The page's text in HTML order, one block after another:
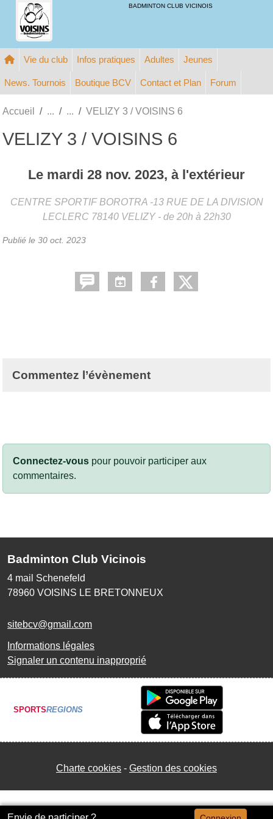
BADMINTON CLUB VICINOIS
Vie du club Infos pratiques Adultes Jeunes
News. Tournois Boutique BCV Contact et Plan Forum
Accueil VELIZY 3 / VOISINS 6
VELIZY 3 / VOISINS 6
Le mardi 28 nov. 2023, à l'extérieur
CENTRE SPORTIF BOROTRA -13 RUE DE LA DIVISION
LECLERC 78140 VELIZY - de 20h à 22h30
Publié le 30 oct. 2023
Commentez l’évènement
Connectez-vous pour pouvoir participer aux
commentaires.
Badminton Club Vicinois
4 mail Schenefeld
78960 VOISINS LE BRETONNEUX
sitebcv@gmail.com
Informations légales
Signaler un contenu inapproprié
SPORTSREGIONS
Charte cookies Gestion des cookies